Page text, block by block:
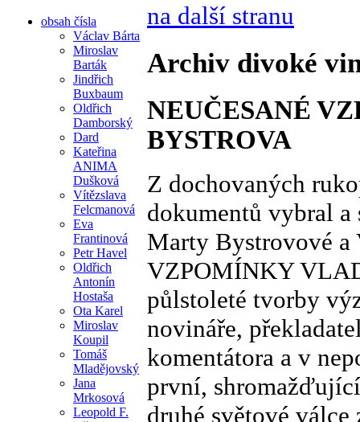
obsah čísla
Václav Bárta
Miroslav
Barták
Jindřich
Buxbaum
Oldřich
Damborský
Dard
Kateřina
ANIMA
Dušková
Vítězslava
Felcmanová
Eva
Frantinová
Petr Havel
Oldřich
Antonín
Hostaša
Ota Karel
Miroslav
Koupil
Tomáš
Mladějovský
Jana
Mrkosová
Leopold F.
na další stranu
Archiv divoké
NEUČESANÉ
BYSTROVA
Z dochovaných
dokumentů vybral
Marty Bystrovové
VZPOMÍNKY
půlstoleté tvorby
novináře,
komentátora a v
první,
druhé světové válce